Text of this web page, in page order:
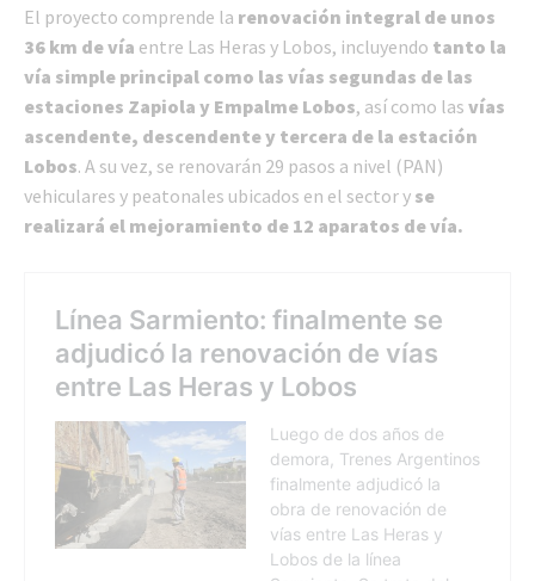
El proyecto comprende la renovación integral de unos
36 km de vía entre Las Heras y Lobos, incluyendo tanto la
vía simple principal como las vías segundas de las
estaciones Zapiola y Empalme Lobos, así como las vías
ascendente, descendente y tercera de la estación
Lobos. A su vez, se renovarán 29 pasos a nivel (PAN)
vehiculares y peatonales ubicados en el sector y se
realizará el mejoramiento de 12 aparatos de vía.